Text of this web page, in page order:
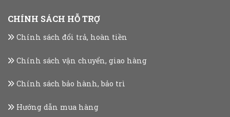
CHÍNH SÁCH HỖ TRỢ
Chính sách đổi trả, hoàn tiền
Chính sách vận chuyển, giao hàng
Chính sách bảo hành, bảo trì
Hướng dẫn mua hàng